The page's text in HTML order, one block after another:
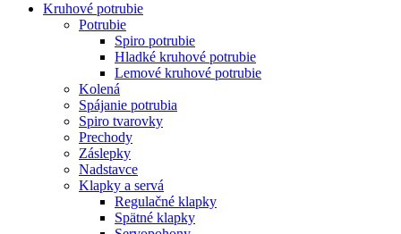
Kruhové potrubie
Potrubie
Spiro potrubie
Hladké kruhové potrubie
Lemové kruhové potrubie
Kolená
Spájanie potrubia
Spiro tvarovky
Prechody
Záslepky
Nadstavce
Klapky a servá
Regulačné klapky
Spätné klapky